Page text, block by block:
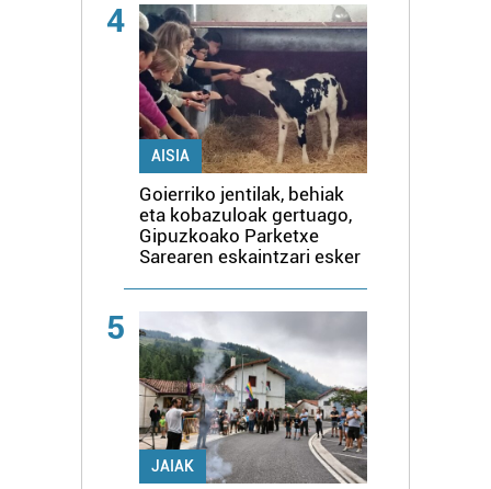
4
AISIA
Goierriko jentilak, behiak
eta kobazuloak gertuago,
Gipuzkoako Parketxe
Sarearen eskaintzari esker
5
JAIAK